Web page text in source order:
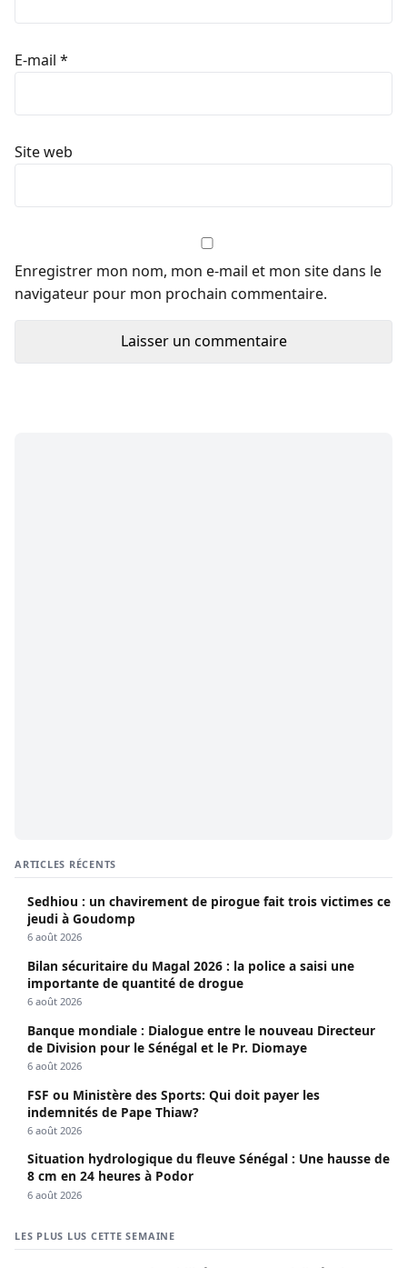
E-mail *
Site web
Enregistrer mon nom, mon e-mail et mon site dans le
navigateur pour mon prochain commentaire.
ARTICLES RÉCENTS
Sedhiou : un chavirement de pirogue fait trois victimes ce
jeudi à Goudomp
6 août 2026
Bilan sécuritaire du Magal 2026 : la police a saisi une
importante de quantité de drogue
6 août 2026
Banque mondiale : Dialogue entre le nouveau Directeur
de Division pour le Sénégal et le Pr. Diomaye
6 août 2026
FSF ou Ministère des Sports: Qui doit payer les
indemnités de Pape Thiaw?
6 août 2026
Situation hydrologique du fleuve Sénégal : Une hausse de
8 cm en 24 heures à Podor
6 août 2026
LES PLUS LUS CETTE SEMAINE